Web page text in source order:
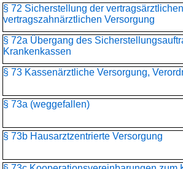
§ 72 Sicherstellung der
vertragszahnärztlichen Versorgung
§ 72a Übergang des
Krankenkassen
§ 73 Kassenärztliche Versorgung,
§ 73a (weggefallen)
§ 73b Hausarztzentrierte Versorgung